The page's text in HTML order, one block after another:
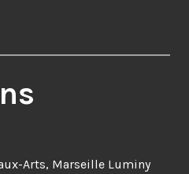
Arts, Marseille Luminy